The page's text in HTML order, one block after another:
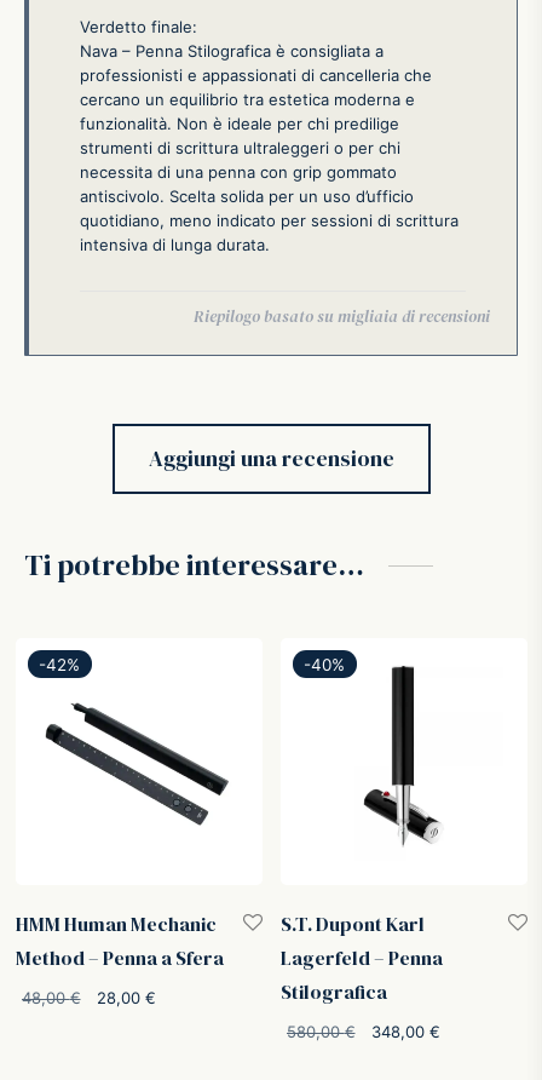
Verdetto finale:
Nava – Penna Stilografica è consigliata a
professionisti e appassionati di cancelleria che
cercano un equilibrio tra estetica moderna e
funzionalità. Non è ideale per chi predilige
strumenti di scrittura ultraleggeri o per chi
necessita di una penna con grip gommato
antiscivolo. Scelta solida per un uso d’ufficio
quotidiano, meno indicato per sessioni di scrittura
intensiva di lunga durata.
Aggiungi una recensione
Ti potrebbe interessare…
-42%
HMM Human Mechanic
Method – Penna a Sfera
48,00€
Il
28,00 €
-40%
S.T. Dupont Karl
Lagerfeld – Penna
Stilografica
580,00€
Il prezzo
348,00 €